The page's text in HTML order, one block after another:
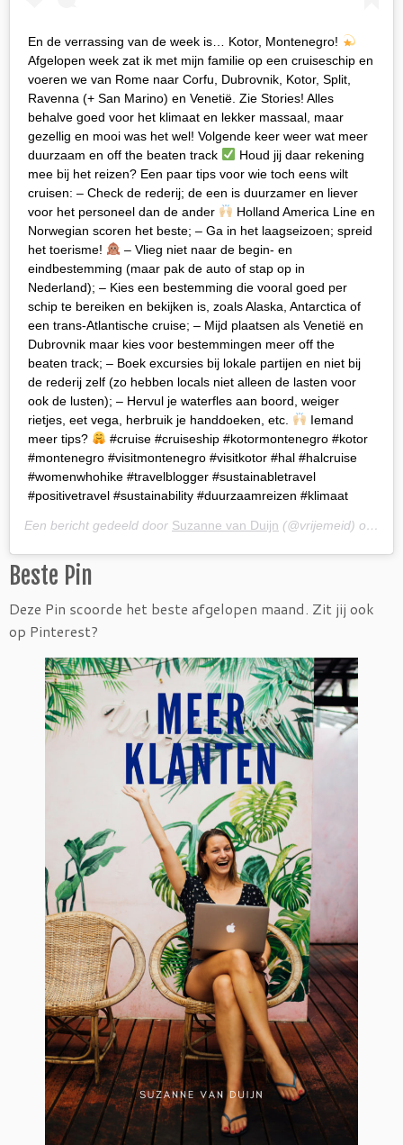
En de verrassing van de week is… Kotor, Montenegro!
Afgelopen week zat ik met mijn familie op een cruiseschip en
voeren we van Rome naar Corfu, Dubrovnik, Kotor, Split,
Ravenna (+ San Marino) en Venetië. Zie Stories! Alles
behalve goed voor het klimaat en lekker massaal, maar
gezellig en mooi was het wel! Volgende keer weer wat meer
duurzaam en off the beaten track
Houd jij daar rekening
mee bij het reizen? Een paar tips voor wie toch eens wilt
cruisen: – Check de rederij; de een is duurzamer en liever
voor het personeel dan de ander
Holland America Line en
Norwegian scoren het beste; – Ga in het laagseizoen; spreid
het toerisme!
– Vlieg niet naar de begin- en
eindbestemming (maar pak de auto of stap op in
Nederland); – Kies een bestemming die vooral goed per
schip te bereiken en bekijken is, zoals Alaska, Antarctica of
een trans-Atlantische cruise; – Mijd plaatsen als Venetië en
Dubrovnik maar kies voor bestemmingen meer off the
beaten track; – Boek excursies bij lokale partijen en niet bij
de rederij zelf (zo hebben locals niet alleen de lasten voor
ook de lusten); – Hervul je waterfles aan boord, weiger
rietjes, eet vega, herbruik je handdoeken, etc.
Iemand
meer tips?
#cruise #cruiseship #kotormontenegro #kotor
#montenegro #visitmontenegro #visitkotor #hal #halcruise
#womenwhohike #travelblogger #sustainabletravel
#positivetravel #sustainability #duurzaamreizen #klimaat
Een bericht gedeeld door Suzanne van Duijn (@vrijemeid) op
Beste Pin
Deze Pin scoorde het beste afgelopen maand. Zit jij ook
op Pinterest?